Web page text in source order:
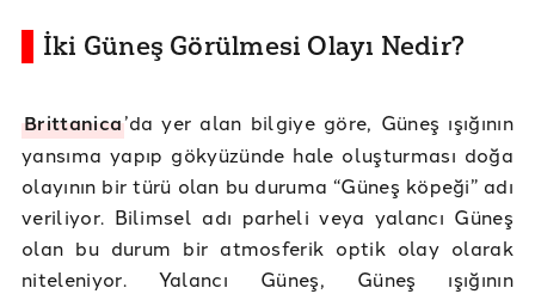
İki Güneş Görülmesi Olayı Nedir?
Brittanica’da yer alan bilgiye göre, Güneş ışığının
yansıma yapıp gökyüzünde hale oluşturması doğa
olayının bir türü olan bu duruma “Güneş köpeği” adı
veriliyor. Bilimsel adı parheli veya yalancı Güneş
olan bu durum bir atmosferik optik olay olarak
niteleniyor. Yalancı Güneş, Güneş ışığının